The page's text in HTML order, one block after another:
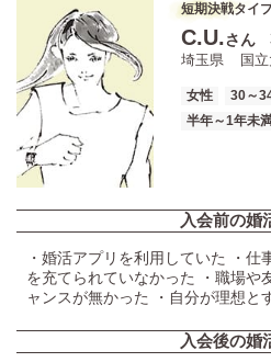
短期決戦タイ
C.U.さん
埼玉県 国
女性 30～
半年～1年未
入会前の婚
・婚活アプリを利用していた ・仕
を充てられていなかった ・職場や
ャンスが無かった ・自分が理想と
入会後の婚